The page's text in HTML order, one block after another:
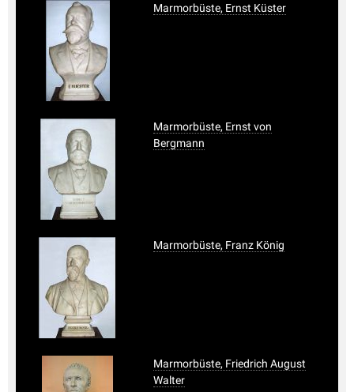
Marmorbüste, Ernst Küster
Marmorbüste, Ernst von
Bergmann
Marmorbüste, Franz König
Marmorbüste, Friedrich August
Walter